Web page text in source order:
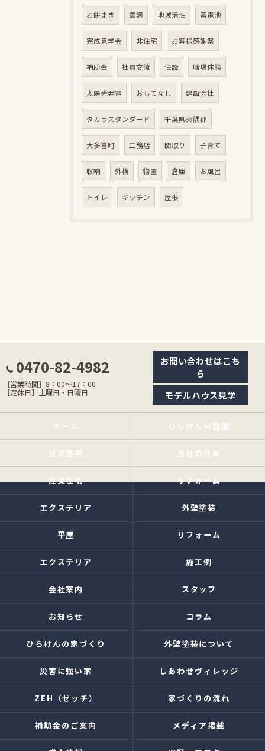
お餅まき 空調 地域活性 蓄電池
完成見学会 非住宅 お客様感謝祭
補助金 社員交流 住設 職場体験
太陽光発電 おもてなし 建設会社
タカラスタンダード 千葉県夷隅郡
大多喜町 工務店 間取り 子育て
収納 外構 物置 倉庫 お風呂
トイレ キッチン 屋根
0470-82-4982
［営業時間］8：00〜17：00
［定休日］土曜日・日曜日
お問い合わせはこち
ら
モデルハウス見学
ホーム ひらけんの性能
注文住宅 当社の仕事
注文住宅 リフォーム
エクステリア 外壁塗装
平屋 リフォーム
エクステリア 施工例
会社案内 スタッフ
お知らせ コラム
ひらけんの家づくり 外壁塗装について
災害に強い家 しあわせヴィレッジ
ZEH（ゼッチ） 家づくりの流れ
補助金のご案内 メディア掲載